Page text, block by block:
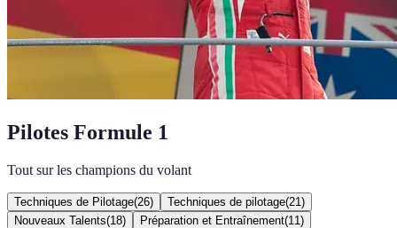
Pilotes Formule 1
Tout sur les champions du volant
Techniques de Pilotage(26) Techniques de pilotage(21 )
Nouveaux Talents(18) Préparation et Entraînement(11 )